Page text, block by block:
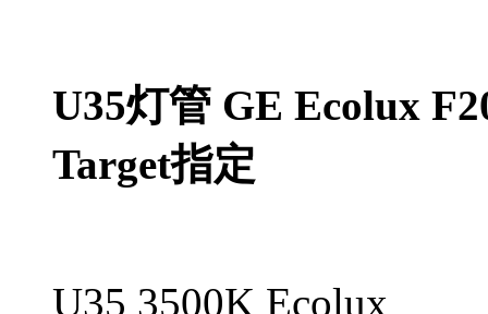
U35灯管 GE Ecolux
Target指定
U35 3500K Ecolux